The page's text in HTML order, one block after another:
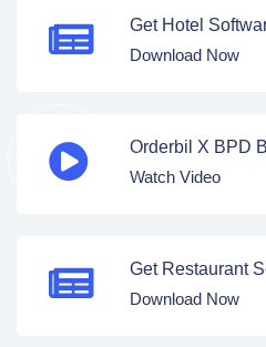
Get Hotel
Download Now
Orderbil X BPD
Watch Video
Get Restaurant
Download Now